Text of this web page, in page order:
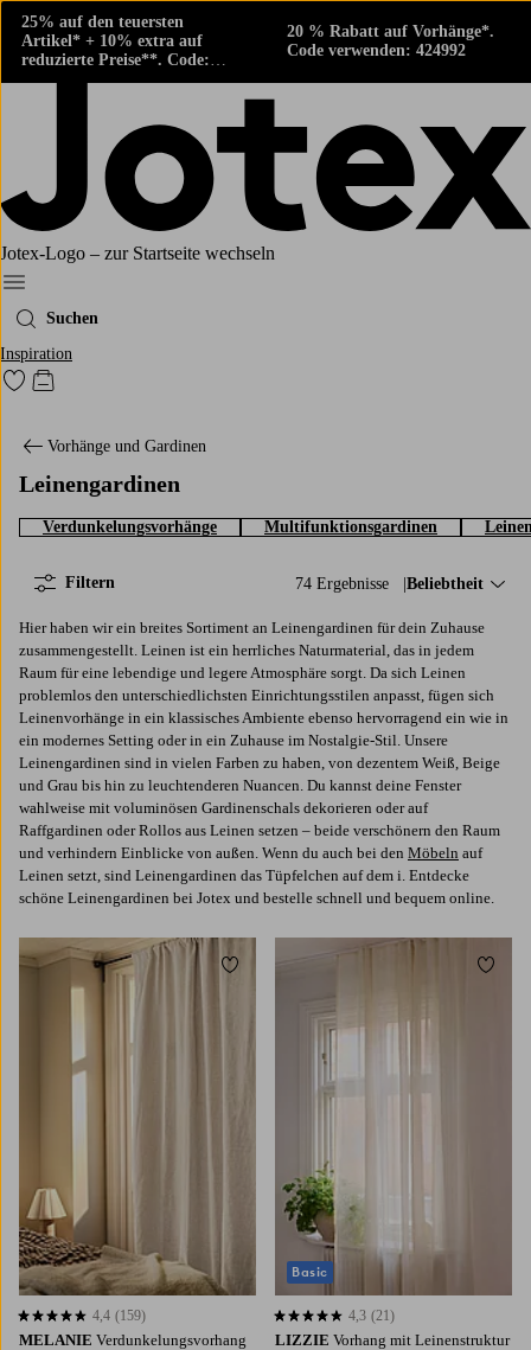
25% auf den teuersten
Artikel* + 10% extra auf
reduzierte Preise**. Code:
424882
20 % Rabatt auf Vorhänge*.
Code verwenden: 424992
Jotex-Logo – zur Startseite wechseln
Ellos‘ Menü
Suchen
Inspiration
Zu den als Favoriten markierten Produkten gehen
Zum Warenkorb
Vorhänge und Gardinen
Leinengardinen
Verdunkelungsvorhänge Multifunktionsgardinen
74 Ergebnisse Sortieren nach:
Beliebtheit
Filtern
Hier haben wir ein breites Sortiment an Leinengardinen für dein Zuhause
zusammengestellt. Leinen ist ein herrliches Naturmaterial, das in jedem
Raum für eine lebendige und legere Atmosphäre sorgt. Da sich Leinen
problemlos den unterschiedlichsten Einrichtungsstilen anpasst, fügen sich
Leinenvorhänge in ein klassisches Ambiente ebenso hervorragend ein wie in
ein modernes Setting oder in ein Zuhause im Nostalgie-Stil. Unsere
Leinengardinen sind in vielen Farben zu haben, von dezentem Weiß, Beige
und Grau bis hin zu leuchtenderen Nuancen. Du kannst deine Fenster
wahlweise mit voluminösen Gardinenschals dekorieren oder auf
Raffgardinen oder Rollos aus Leinen setzen – beide verschönern den Raum
und verhindern Einblicke von außen. Wenn du auch bei den Möbeln auf
Leinen setzt, sind Leinengardinen das Tüpfelchen auf dem i. Entdecke
schöne Leinengardinen bei Jotex und bestelle schnell und bequem online.
MELANIE Verdunkelungsvorhang
4,4 basierend auf 159 Bewertungen
4,4 (159)
Zu Favoriten hinzufügen
LIZZIE Vorhang mit Leinenstruktur
4,3 basierend auf 21 Bewertungen
4,3 (21)
Basic
Zu
300